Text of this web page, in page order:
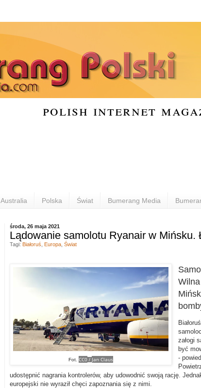
polish internet
Australia Polska Świat Bumerang Media
środa, 26 maja 2021
Lądowanie samolotu Ryanair w Mińsku.
Fot. CC0/ Jan Claus
załogi
być
-
udostępnić nagrania kontrolerów, aby udowodnić swoją rację.
europejski nie wyraził chęci zapoznania się z nimi.
Tagi: Białoruś Europa, Świat